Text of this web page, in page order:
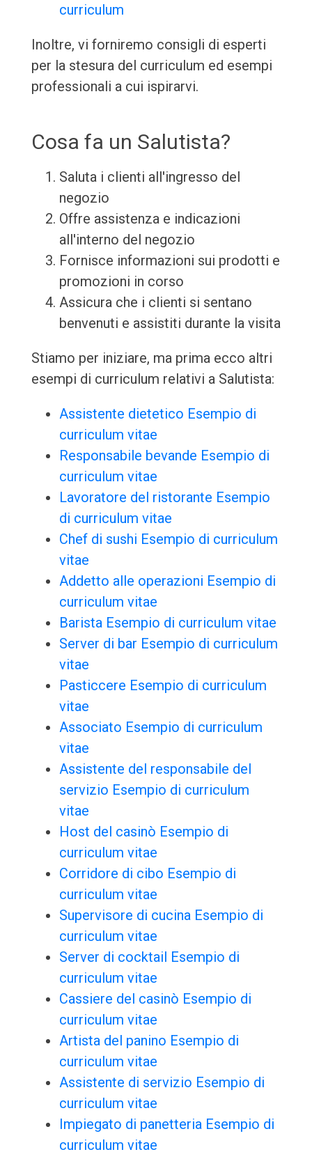
curriculum
Inoltre, vi forniremo consigli di esperti
per la stesura del curriculum ed esempi
professionali a cui ispirarvi.
Cosa fa un Salutista?
Saluta i clienti all'ingresso del
negozio
Offre assistenza e indicazioni
all'interno del negozio
Fornisce informazioni sui prodotti e
promozioni in corso
Assicura che i clienti si sentano
benvenuti e assistiti durante la visita
Stiamo per iniziare, ma prima ecco altri
esempi di curriculum relativi a Salutista:
Assistente dietetico Esempio di
curriculum vitae
Responsabile bevande Esempio di
curriculum vitae
Lavoratore del ristorante Esempio
di curriculum vitae
Chef di sushi Esempio di curriculum
vitae
Addetto alle operazioni Esempio di
curriculum vitae
Barista Esempio di curriculum vitae
Server di bar Esempio di curriculum
vitae
Pasticcere Esempio di curriculum
vitae
Associato Esempio di curriculum
vitae
Assistente del responsabile del
servizio Esempio di curriculum
vitae
Host del casinò Esempio di
curriculum vitae
Corridore di cibo Esempio di
curriculum vitae
Supervisore di cucina Esempio di
curriculum vitae
Server di cocktail Esempio di
curriculum vitae
Cassiere del casinò Esempio di
curriculum vitae
Artista del panino Esempio di
curriculum vitae
Assistente di servizio Esempio di
curriculum vitae
Impiegato di panetteria Esempio di
curriculum vitae